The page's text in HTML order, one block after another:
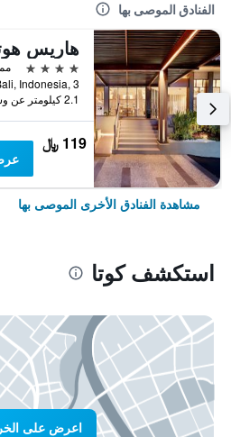
الفنادق الموصى بها
4 نجوم
2.1 كيلومتر عن وسط المدينة
119 ﷼
مشاهدة الفنادق الأخرى الموصى بها
استكشف كوتا
اعرض على